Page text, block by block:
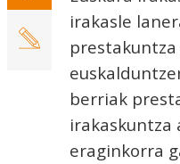
irakasle
berriak
irakaskuntza
eraginkorra